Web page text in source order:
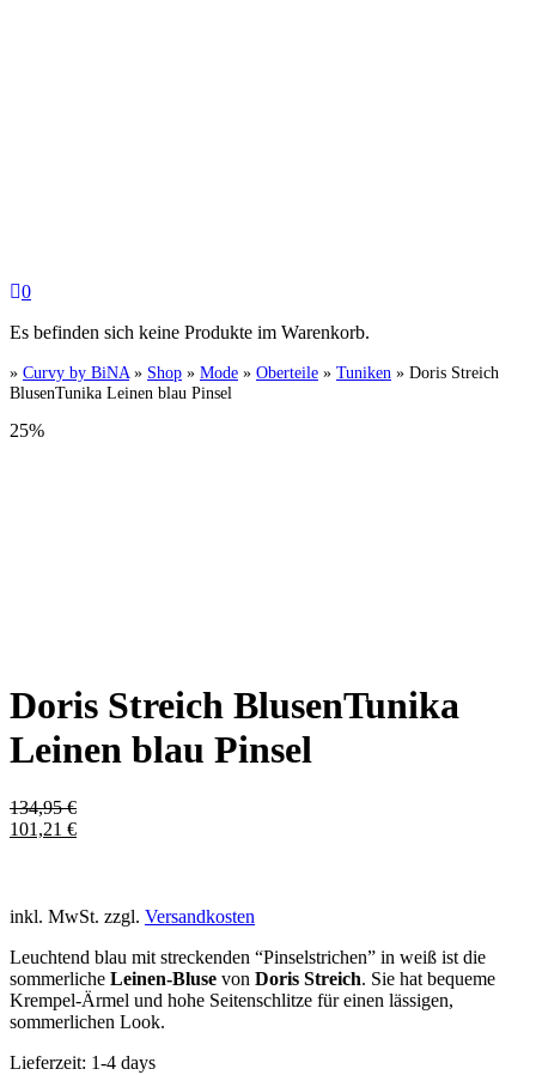
0
Es befinden sich keine Produkte im Warenkorb.
» Curvy by BiNA » Shop » Mode » Oberteile » Tuniken » Doris Streich
BlusenTunika Leinen blau Pinsel
25%
Doris Streich BlusenTunika
Leinen blau Pinsel
134,95€
101,21 €
inkl. MwSt. zzgl. Versandkosten
Leuchtend blau mit streckenden “Pinselstrichen” in weiß ist die
sommerliche Leinen-Bluse von Doris Streich. Sie hat bequeme
Krempel-Ärmel und hohe Seitenschlitze für einen lässigen,
sommerlichen Look.
Lieferzeit: 1-4 days